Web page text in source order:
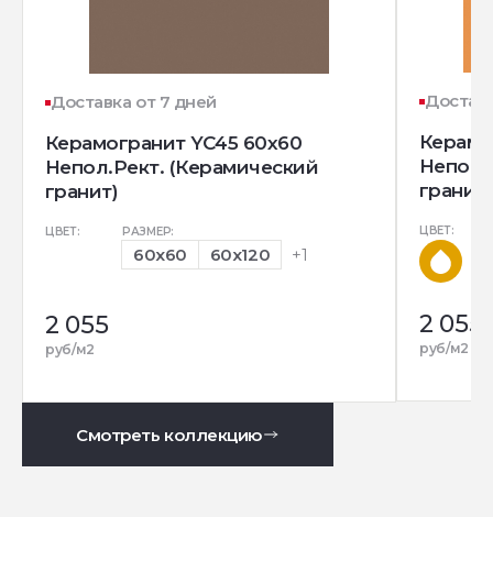
Доставка от 7 дней
Керамогранит YC45 60x60
Непол.Рект. (Керамический
гранит)
ЦВЕТ: РАЗМЕР:
60x60 60x120 +1
2 055
руб/м2
гранит)
ЦВЕТ:
2 055
руб/м2
Смотреть коллекцию